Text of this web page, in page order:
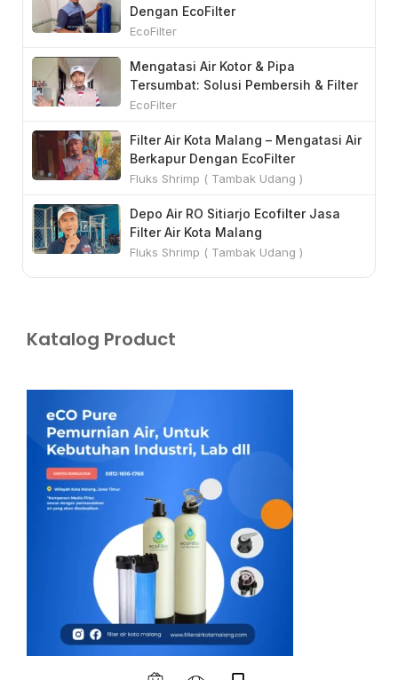
e
n
Dengan EcoFilter
EcoFilter
Mengatasi Air Kotor & Pipa
Tersumbat: Solusi Pembersih & Filter
Air
EcoFilter
Filter Air Kota Malang – Mengatasi Air
Berkapur Dengan EcoFilter
Fluks Shrimp ( Tambak Udang )
Depo Air RO Sitiarjo Ecofilter Jasa
Filter Air Kota Malang
Fluks Shrimp ( Tambak Udang )
Katalog Product